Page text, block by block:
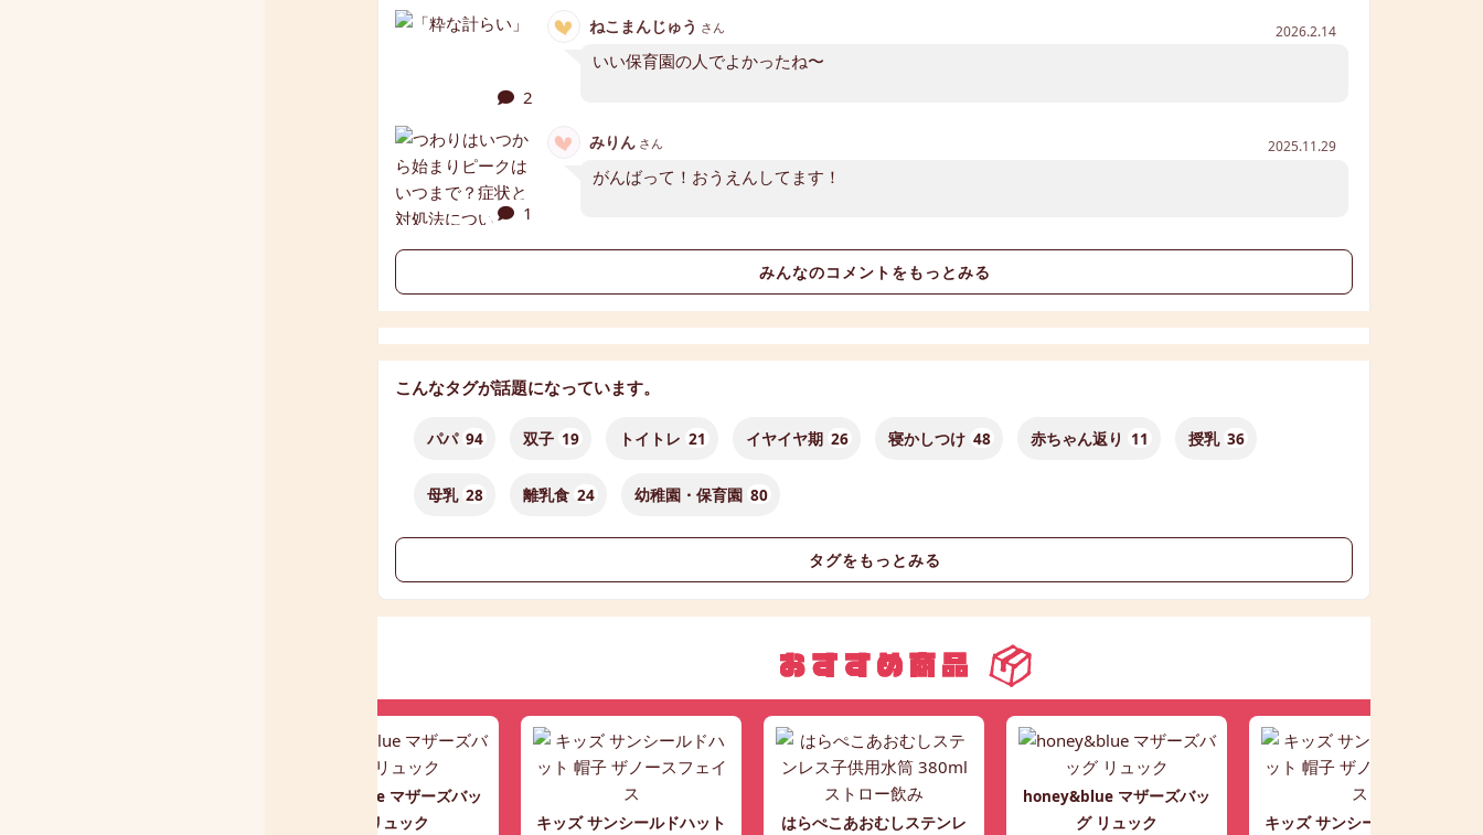
2
ねこまんじゅう さん 2026.2.14
いい保育園の人でよかったね〜
1
みりんさん 2025.11.29
がんばって！おうえんしてます！
みんなのコメントをもっとみる
こんなタグが話題になっています。
パパ 94 双子 19 トイトレ 21 イヤイヤ期 26 寝かしつけ 48 赤ちゃん返り 11 授乳 36
母乳 28 離乳食 24 幼稚園・保育園 80
タグをもっとみる
honey&blue マザーズバッ
グ リュック
キッズ サンシールドハット
はらぺこあおむしステンレ
honey&blue マザーズバッ
グ リュック
キッズ サンシールドハット